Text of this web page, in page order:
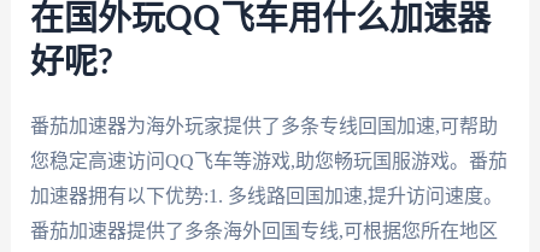
在国外玩QQ飞车用什么加速器
好呢?
番茄加速器为海外玩家提供了多条专线回国加速,可帮助
您稳定高速访问QQ飞车等游戏,助您畅玩国服游戏。番茄
加速器拥有以下优势:1. 多线路回国加速,提升访问速度。
番茄加速器提供了多条海外回国专线,可根据您所在地区